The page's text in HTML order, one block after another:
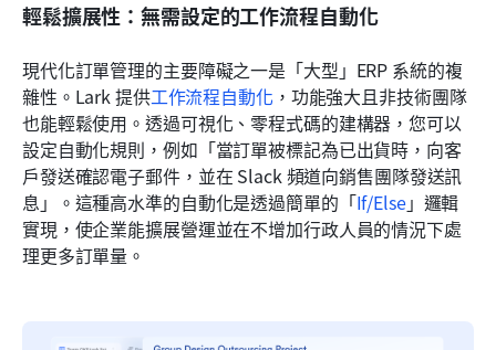
輕鬆擴展性：無需設定的工作流程自動化
現代化訂單管理的主要障礙之一是「大型」ERP 系統的複
雜性。Lark 提供工作流程自動化 ，功能強大且非技術團隊
也能輕鬆使用。透過可視化、零程式碼的建構器，您可以
設定自動化規則，例如「當訂單被標記為已出貨時，向客
戶發送確認電子郵件，並在 Slack 頻道向銷售團隊發送訊
息」。這種高水準的自動化是透過簡單的「If/Else」邏輯
實現，使企業能擴展營運並在不增加行政人員的情況下處
理更多訂單量。